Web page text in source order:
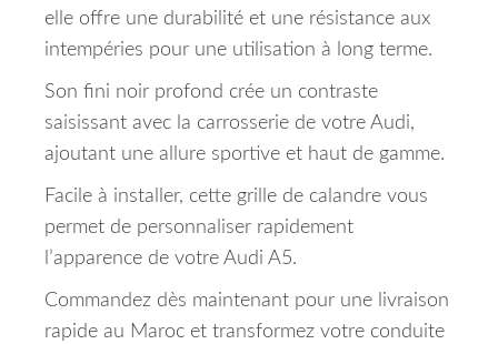
elle offre une durabilité et une résistance aux
intempéries pour une utilisation à long terme.
Son fini noir profond crée un contraste
saisissant avec la carrosserie de votre Audi,
ajoutant une allure sportive et haut de gamme.
Facile à installer, cette grille de calandre vous
permet de personnaliser rapidement
l’apparence de votre Audi A5.
Commandez dès maintenant pour une livraison
rapide au Maroc et transformez votre conduite